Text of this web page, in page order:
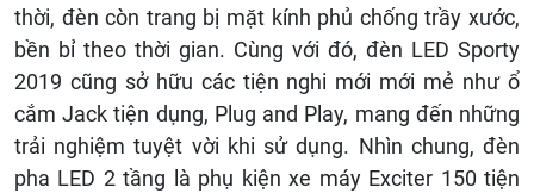
thời, đèn còn trang bị mặt kính phủ chống trầy xước,
bền bỉ theo thời gian. Cùng với đó, đèn LED Sporty
2019 cũng sở hữu các tiện nghi mới mới mẻ như ổ
cắm Jack tiện dụng, Plug and Play, mang đến những
trải nghiệm tuyệt vời khi sử dụng. Nhìn chung, đèn
pha LED 2 tầng là phụ kiện xe máy Exciter 150 tiện